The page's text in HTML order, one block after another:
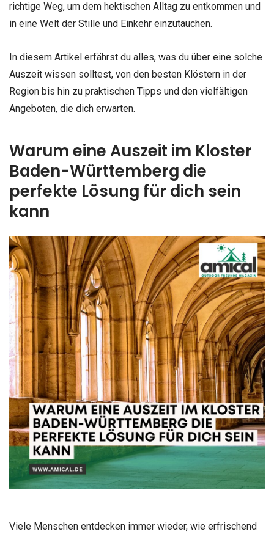
richtige Weg, um dem hektischen Alltag zu entkommen und
in eine Welt der Stille und Einkehr einzutauchen.
In diesem Artikel erfährst du alles, was du über eine solche
Auszeit wissen solltest, von den besten Klöstern in der
Region bis hin zu praktischen Tipps und den vielfältigen
Angeboten, die dich erwarten.
Warum eine Auszeit im Kloster
Baden-Württemberg die
perfekte Lösung für dich sein
kann
Viele Menschen entdecken immer wieder, wie erfrischend